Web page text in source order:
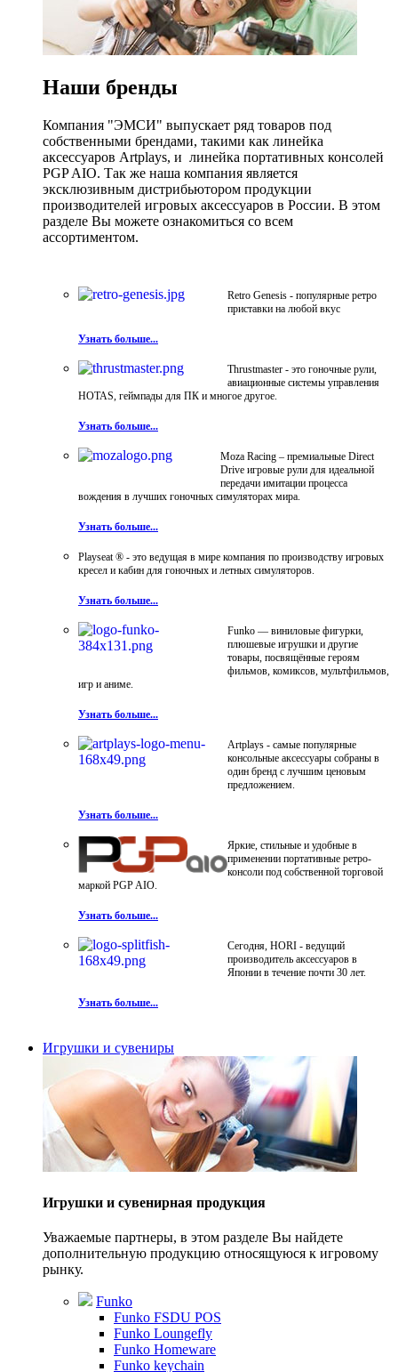
Наши бренды
Компания "ЭМСИ" выпускает ряд товаров под
собственными брендами, такими как линейка
аксессуаров Artplays, и линейка портативных консолей
PGP AIO. Так же наша компания является
эксклюзивным дистрибьютором продукции
производителей игровых аксессуаров в России. В этом
разделе Вы можете ознакомиться со всем
ассортиментом.
Retro Genesis - популярные ретро
приставки на любой вкус
Узнать больше...
Thrustmaster - это гоночные рули,
авиационные системы управления
HOTAS, геймпады для ПК и многое другое.
Узнать больше...
Moza Racing – премиальные Direct
Drive игровые рули для идеальной
передачи имитации процесса
вождения в лучших гоночных симуляторах мира.
Узнать больше...
Playseat ® - это ведущая в мире компания по производству игровых
кресел и кабин для гоночных и летных симуляторов.
Узнать больше...
Funko — виниловые фигурки,
плюшевые игрушки и другие
товары, посвящённые героям
фильмов, комиксов, мультфильмов,
игр и аниме.
Узнать больше...
Artplays - самые популярные
консольные аксессуары собраны в
один бренд с лучшим ценовым
предложением.
Узнать больше...
Яркие, стильные и удобные в
применении портативные ретро-
консоли под собственной торговой
маркой PGP AIO.
Узнать больше...
Сегодня, HORI - ведущий
производитель аксессуаров в
Японии в течение почти 30 лет.
Узнать больше...
Игрушки и сувениры
Игрушки и сувенирная продукция
Уважаемые партнеры, в этом разделе Вы найдете
дополнительную продукцию относящуюся к игровому
рынку.
Funko
Funko FSDU POS
Funko Loungefly
Funko Homeware
Funko keychain